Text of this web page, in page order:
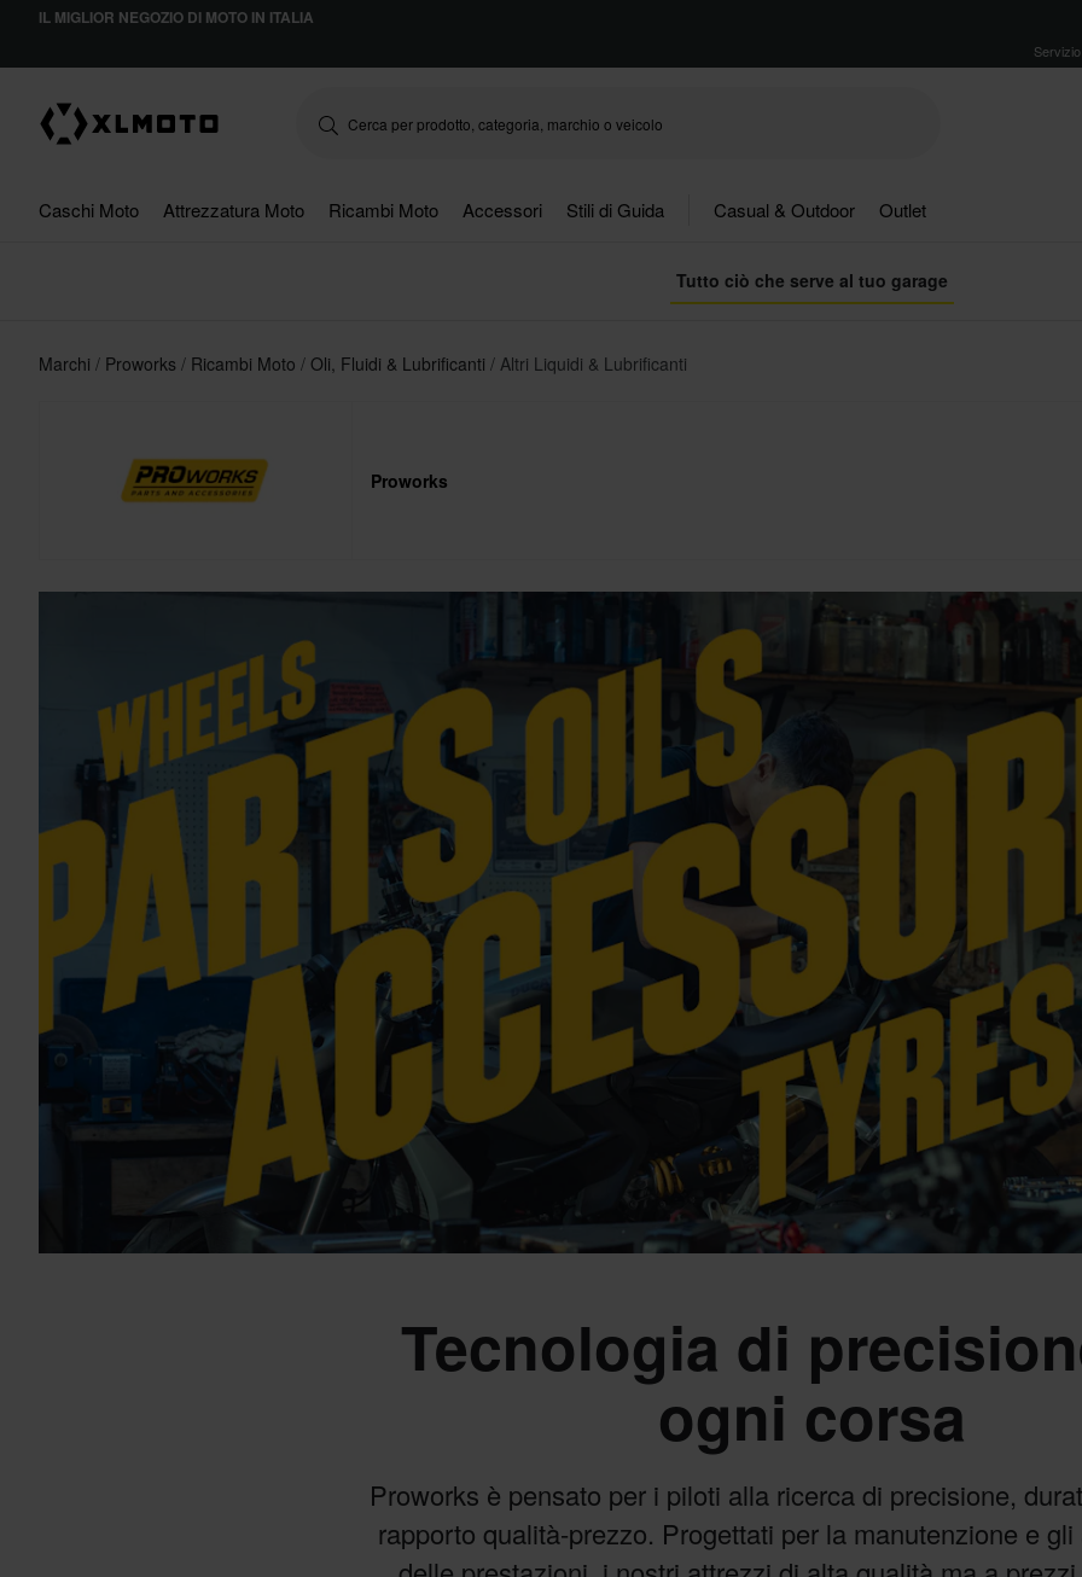
IL MIGLIOR NEGOZIO DI MOTO IN ITALIA
Caschi Moto Attrezzatura Moto Ricambi Moto Accessori Stili di Guida Casual & Outdoor Outlet
Tutto ciò che serve al tuo garage
Marchi Proworks Ricambi Moto Oli, Fluidi & Lubrificanti Altri Liquidi & Lubrificanti
Proworks
Tecnologia di
ogni corsa
Proworks è pensato per i piloti alla ricerca di precisione,
rapporto qualità-prezzo. Progettati per la manutenzione e